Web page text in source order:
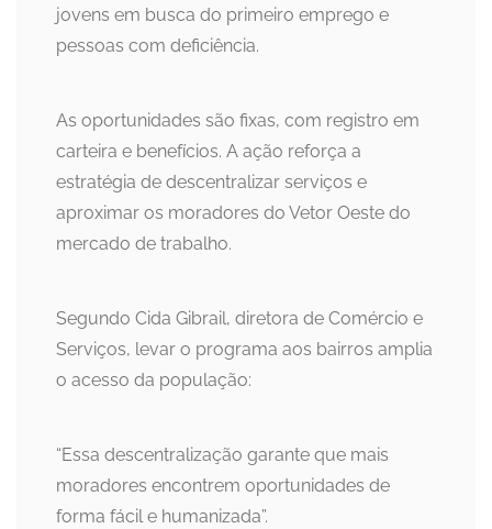
jovens em busca do primeiro emprego e
pessoas com deficiência.
As oportunidades são fixas, com registro em
carteira e benefícios. A ação reforça a
estratégia de descentralizar serviços e
aproximar os moradores do Vetor Oeste do
mercado de trabalho.
Segundo Cida Gibrail, diretora de Comércio e
Serviços, levar o programa aos bairros amplia
o acesso da população:
“Essa descentralização garante que mais
moradores encontrem oportunidades de
forma fácil e humanizada”.